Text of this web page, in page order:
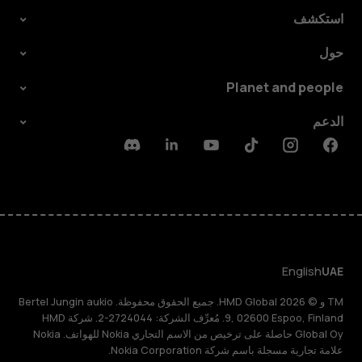
استكشف
حول
Planet and people
الدعم
Facebook
Instagram
Tiktok
Youtube
Linkedin
Discord
UAE
English
TM و © 2026 HMD Global. جميع الحقوق محفوظة. Bertel Jungin aukio
9, 02600 Espoo, Finland. مُعرِّف الشركة: 2724044-2. شركة HMD
Global Oy حاصلة على ترخيص من الاسم التجاري Nokia للهواتف. Nokia
علامة تجارية مسجلة باسم شركة Nokia Corporation.